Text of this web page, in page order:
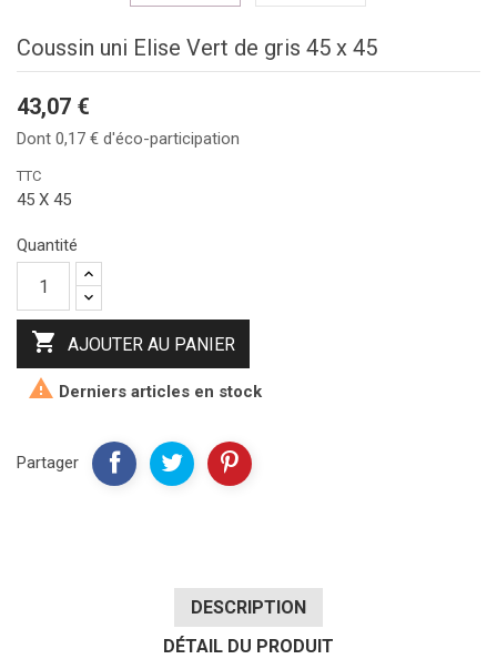
Coussin uni Elise Vert de gris 45 x 45
43,07 €
Dont 0,17 € d'éco-participation
TTC
45 X 45
Quantité
 AJOUTER AU PANIER
 Derniers articles en stock
Partager
DESCRIPTION
DÉTAIL DU PRODUIT